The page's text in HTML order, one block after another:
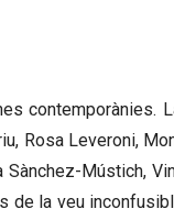
contemporànies.
Rosa Leveroni,
Mústich,
de la veu